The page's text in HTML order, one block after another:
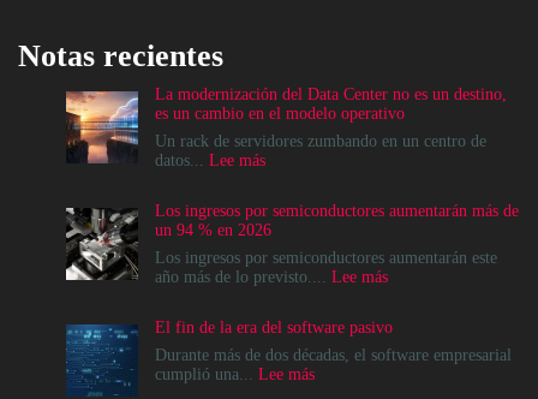
Notas recientes
La modernización del Data Center no es un destino,
es un cambio en el modelo operativo
Un rack de servidores zumbando en un centro de
datos... Lee más:
del
Data
Center
no
destino,
es
un
Los ingresos por semiconductores aumentarán más de
un 94 % en 2026
Los ingresos por semiconductores aumentarán este
año más de lo previsto.... Lee más:
por
semiconductores
El fin de la era del software pasivo
Durante más de dos décadas, el software empresarial
cumplió una... Lee más: